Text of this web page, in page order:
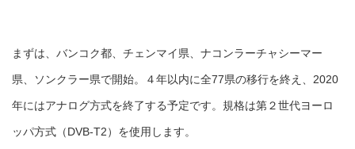
まずは、バンコク都、チェンマイ県、ナコンラーチャシーマー
県、ソンクラー県で開始。４年以内に全77県の移行を終え、2020
年にはアナログ方式を終了する予定です。規格は第２世代ヨーロ
ッパ方式（DVB-T2）を使用します。